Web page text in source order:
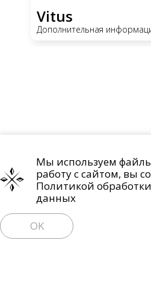
Vitus
Дополнительная
Проекты О
Политика обработки
Мы используем
работу с сайтом, вы
Политикой
данных
OK